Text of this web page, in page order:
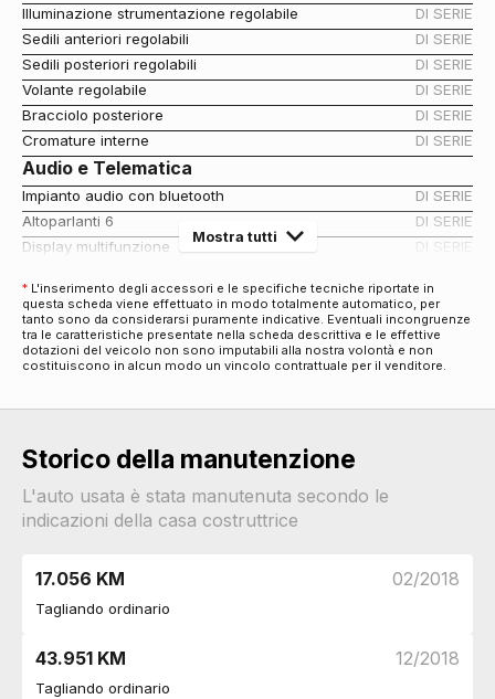
Illuminazione strumentazione regolabile
DI SERIE
Sedili anteriori regolabili
DI SERIE
Sedili posteriori regolabili
DI SERIE
Volante regolabile
DI SERIE
Bracciolo posteriore
DI SERIE
Cromature interne
DI SERIE
Audio e Telematica
Impianto audio con bluetooth
DI SERIE
Altoparlanti 6
DI SERIE
Display multifunzione
DI SERIE
Cerchi in lega da 16 DI SERIE
Connettività
Presa 12v aggiuntiva DI SERIE
Start & stop DI SERIE
Personalizzazione colori esterni
Specchietti retrovisori colorati
Specchietti retrovisori elettrici
Interni
Pacchetto DI SERIE
Poggiatesta
Mostra tutti
* L'inserimento degli accessori e le specifiche tecniche riportate in
questa scheda viene effettuato in modo totalmente automatico, per
tanto sono da considerarsi puramente indicative. Eventuali incongruenze
tra le caratteristiche presentate nella scheda descrittiva e le effettive
dotazioni del veicolo non sono imputabili alla nostra volontà e non
costituiscono in alcun modo un vincolo contrattuale per il venditore.
Storico della manutenzione
L'auto usata è stata manutenuta secondo le
indicazioni della casa costruttrice
17.056 KM 02/2018
Tagliando ordinario
43.951 KM 12/2018
Tagliando ordinario